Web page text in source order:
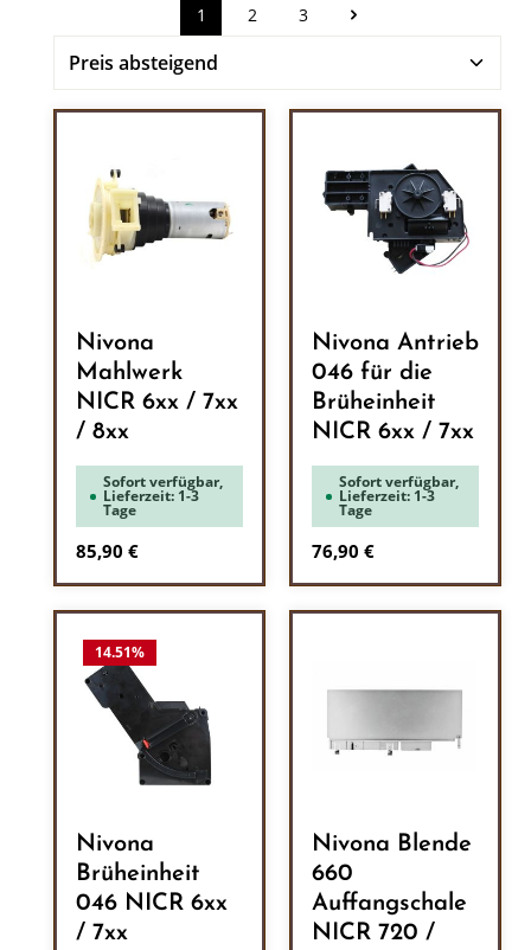
Seite
1 Seite
2 Seite
3
Nivona
Mahlwerk
NICR 6xx / 7xx
/ 8xx
Sofort verfügbar,
Lieferzeit: 1-3
Tage
Regulärer Preis:
85,90 €
Nivona Antrieb
046 für die
Brüheinheit
NICR 6xx / 7xx
Sofort verfügbar,
Lieferzeit: 1-3
Tage
Regulärer Preis:
76,90 €
14.51%
Nivona
Brüheinheit
046 NICR 6xx
/ 7xx
Nivona Blende
660
Auffangschale
NICR 720 /